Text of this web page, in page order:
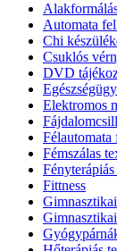
Automata
Chi
Csuklós
DVD
Elektromos
Félautomata
Fémszálas
Fittness